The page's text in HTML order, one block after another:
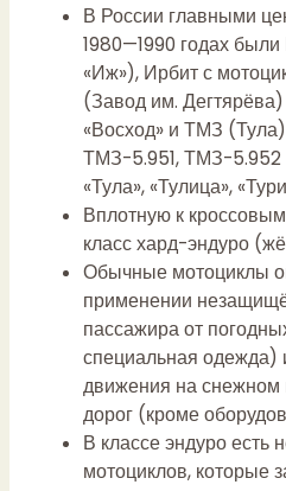
В России главными
1980—1990 годах
«Иж»), Ирбит с
(Завод им.
«Восход» и ТМЗ
ТМЗ-5.951, ТМЗ-5.952
«Тула», «Тулица»,
Вплотную к
класс хард-эндуро
Обычные мотоциклы
применении
пассажира от
специальная одежда)
движения на снежном
дорог (кроме
В классе эндуро есть
мотоциклов, которые